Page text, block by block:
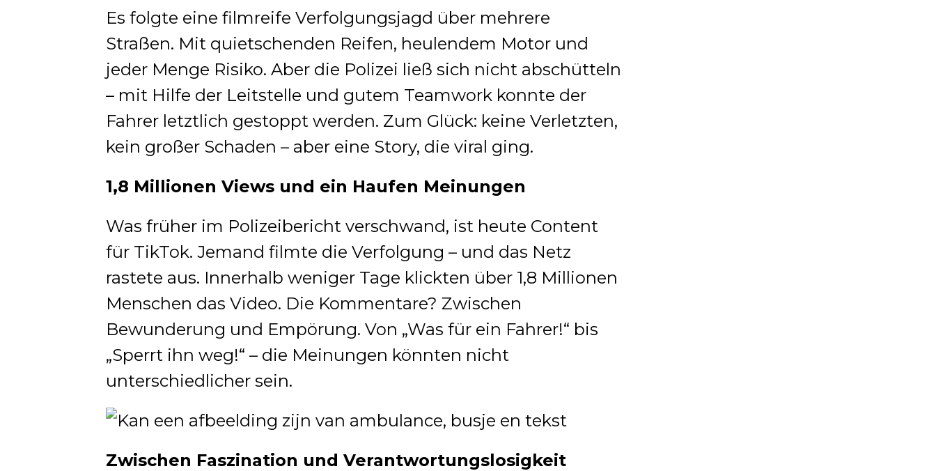
Es folgte eine filmreife Verfolgungsjagd über mehrere
Straßen. Mit quietschenden Reifen, heulendem Motor und
jeder Menge Risiko. Aber die Polizei ließ sich nicht abschütteln
– mit Hilfe der Leitstelle und gutem Teamwork konnte der
Fahrer letztlich gestoppt werden. Zum Glück: keine Verletzten,
kein großer Schaden – aber eine Story, die viral ging.
1,8 Millionen Views und ein Haufen Meinungen
Was früher im Polizeibericht verschwand, ist heute Content
für TikTok. Jemand filmte die Verfolgung – und das Netz
rastete aus. Innerhalb weniger Tage klickten über 1,8 Millionen
Menschen das Video. Die Kommentare? Zwischen
Bewunderung und Empörung. Von „Was für ein Fahrer!“ bis
„Sperrt ihn weg!“ – die Meinungen könnten nicht
unterschiedlicher sein.
Zwischen Faszination und Verantwortungslosigkeit